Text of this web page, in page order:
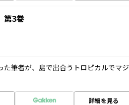
第3巻
筆者が、島で出合うトロピカルでマジ
詳細を見る